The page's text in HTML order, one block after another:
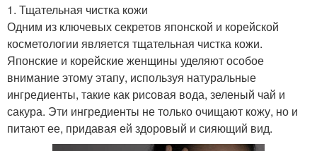
1. Тщательная чистка кожи
Одним из ключевых секретов японской и корейской
косметологии является тщательная чистка кожи.
Японские и корейские женщины уделяют особое
внимание этому этапу, используя натуральные
ингредиенты, такие как рисовая вода, зеленый чай и
сакура. Эти ингредиенты не только очищают кожу, но и
питают ее, придавая ей здоровый и сияющий вид.